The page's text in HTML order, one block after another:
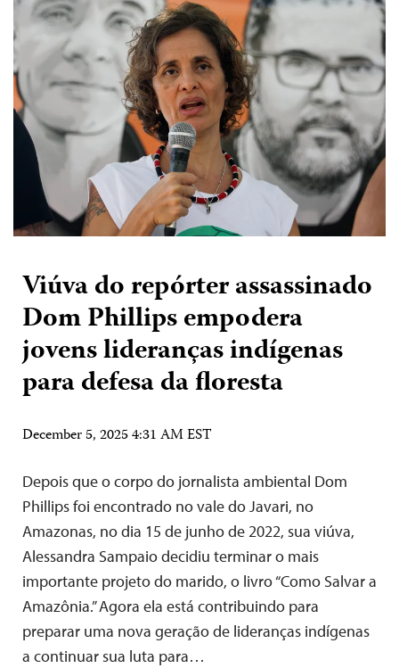
Viúva do repórter assassinado
Dom Phillips empodera
jovens lideranças indígenas
para defesa da floresta
December 5, 2025 4:31 AM EST
Depois que o corpo do jornalista ambiental Dom
Phillips foi encontrado no vale do Javari, no
Amazonas, no dia 15 de junho de 2022, sua viúva,
Alessandra Sampaio decidiu terminar o mais
importante projeto do marido, o livro “Como Salvar a
Amazônia.” Agora ela está contribuindo para
preparar uma nova geração de lideranças indígenas
a continuar sua luta para…